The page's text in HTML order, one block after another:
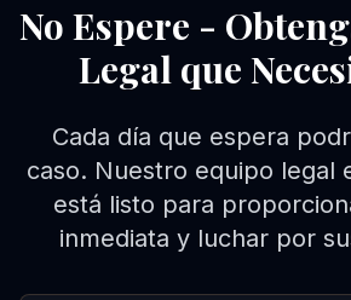
No Espere -
Legal que
Cada día que espera
caso. Nuestro equipo legal
está listo para
inmediata y luchar por